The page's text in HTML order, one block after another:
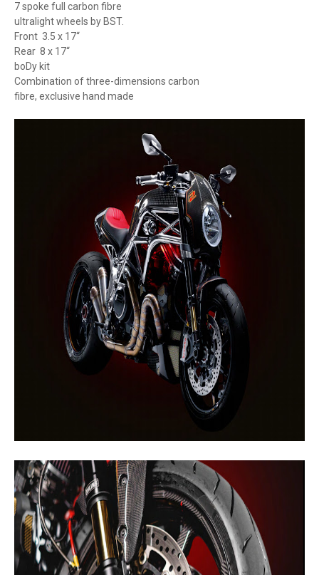
7 spoke full carbon fibre
ultralight wheels by BST.
Front 3.5 x 17“
Rear 8 x 17“
boDy kit
Combination of three-dimensions carbon
fibre, exclusive hand made